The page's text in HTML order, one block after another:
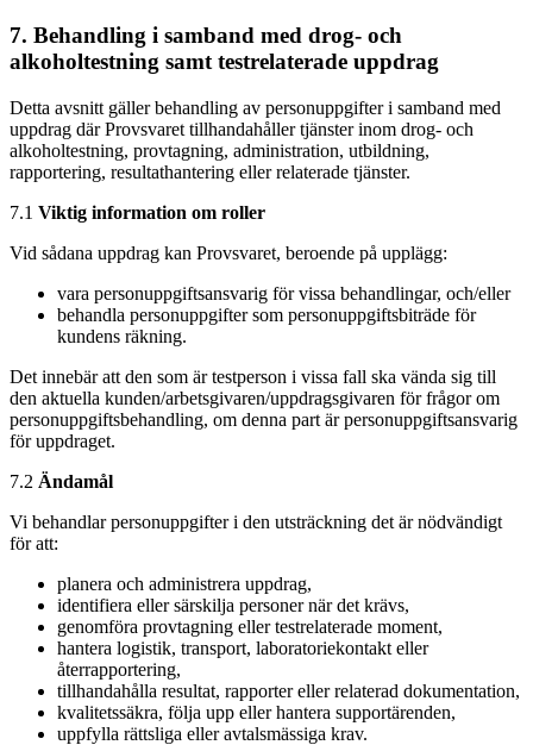
7. Behandling i samband med drog- och
alkoholtestning samt testrelaterade uppdrag
Detta avsnitt gäller behandling av personuppgifter i samband med
uppdrag där Provsvaret tillhandahåller tjänster inom drog- och
alkoholtestning, provtagning, administration, utbildning,
rapportering, resultathantering eller relaterade tjänster.
7.1 Viktig information om roller
Vid sådana uppdrag kan Provsvaret, beroende på upplägg:
vara personuppgiftsansvarig för vissa behandlingar, och/eller
behandla personuppgifter som personuppgiftsbiträde för
kundens räkning.
Det innebär att den som är testperson i vissa fall ska vända sig till
den aktuella kunden/arbetsgivaren/uppdragsgivaren för frågor om
personuppgiftsbehandling, om denna part är personuppgiftsansvarig
för uppdraget.
7.2 Ändamål
Vi behandlar personuppgifter i den utsträckning det är nödvändigt
för att:
planera och administrera uppdrag,
identifiera eller särskilja personer när det krävs,
genomföra provtagning eller testrelaterade moment,
hantera logistik, transport, laboratoriekontakt eller
återrapportering,
tillhandahålla resultat, rapporter eller relaterad dokumentation,
kvalitetssäkra, följa upp eller hantera supportärenden,
uppfylla rättsliga eller avtalsmässiga krav.